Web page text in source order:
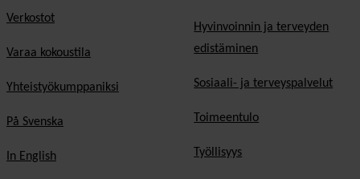
Verkostot
Varaa kokoustila
Yhteistyökumppaniksi
På Svenska
In English
Hyvinvoinnin ja terveyden
edistäminen
Sosiaali- ja terveyspalvelut
Toimeentulo
Työllisyys